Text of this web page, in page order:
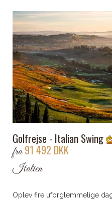
Golfrejse - Italian Swing
fra91 492 DKK
Italien
Oplev fire uforglemmelige